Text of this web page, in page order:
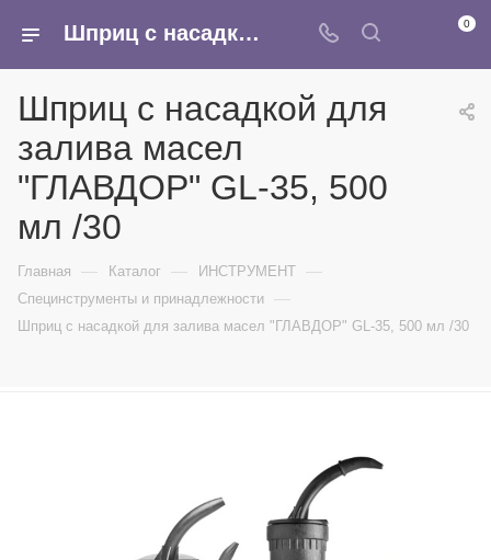
Шприц с насадкой для залива масел "ГЛАВДОР" GL-35, 500 мл /30 - купить в интернет-магазине Армина 0
Шприц с насадкой для
залива масел
"ГЛАВДОР" GL-35, 500
мл /30
Главная — Каталог — ИНСТРУМЕНТ —
Специнструменты и принадлежности —
Шприц с насадкой для залива масел "ГЛАВДОР" GL-35, 500 мл /30